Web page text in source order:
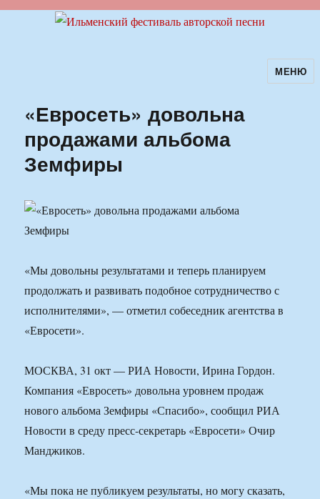
Ильменский фестиваль авторскойМЕНЮ
«Евросеть» довольна
продажами альбома
Земфиры
«Мы довольны результатами и теперь планируем
продолжать и развивать подобное сотрудничество с
исполнителями», — отметил собеседник агентства в
«Евросети».
МОСКВА, 31 окт — РИА Новости, Ирина Гордон.
Компания «Евросеть» довольна уровнем продаж
нового альбома Земфиры «Спасибо», сообщил РИА
Новости в среду пресс-секретарь «Евросети» Очир
Манджиков.
«Мы пока не публикуем результаты, но могу сказать,